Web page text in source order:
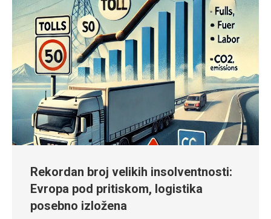
Rekordan broj velikih insolventnosti:
Evropa pod pritiskom, logistika
posebno izložena